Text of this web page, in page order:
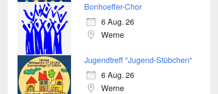
Bonhoeffer-Chor
6 Aug. 26
Werne
Jugendtreff "Jugend-Stübchen"
6 Aug. 26
Werne